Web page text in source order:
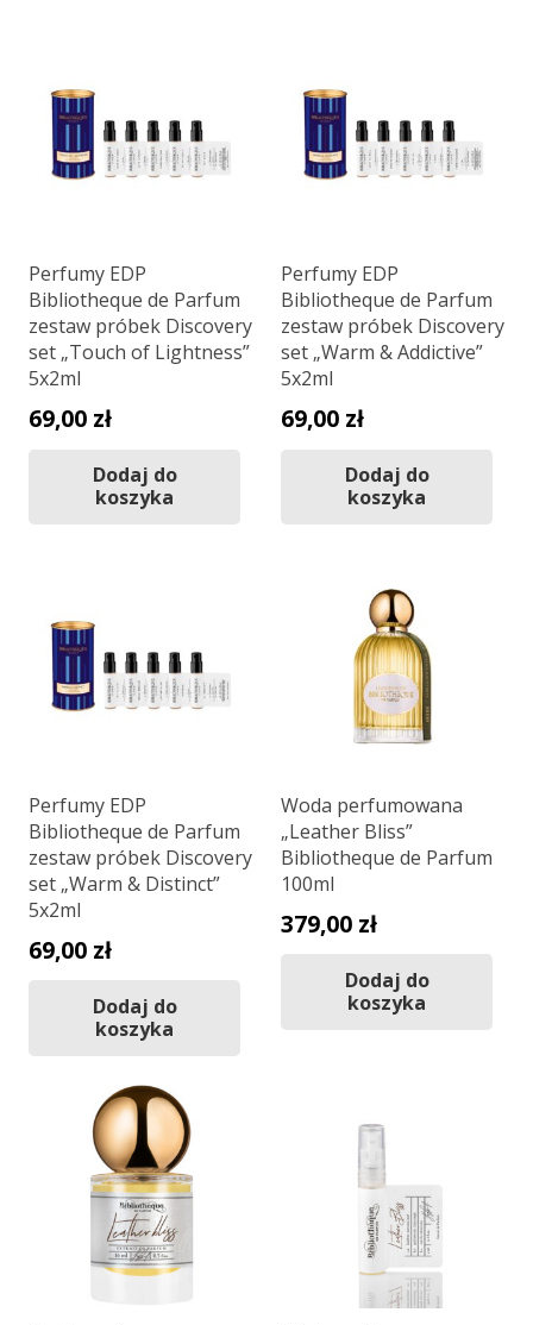
Perfumy EDP
Bibliotheque de Parfum
zestaw próbek Discovery
set „Touch of Lightness”
5x2ml
69,00 zł
Dodaj do
koszyka
Perfumy EDP
Bibliotheque de Parfum
zestaw próbek Discovery
set „Warm & Addictive”
5x2ml
69,00 zł
Dodaj do
koszyka
Perfumy EDP
Bibliotheque de Parfum
zestaw próbek Discovery
set „Warm & Distinct”
5x2ml
69,00 zł
Dodaj do
koszyka
Woda perfumowana
„Leather Bliss”
Bibliotheque de Parfum
100ml
379,00 zł
Dodaj do
koszyka